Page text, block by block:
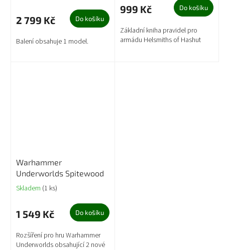
2 799 Kč Do košíku
Balení obsahuje 1 model.
999 Kč Do košíku
Základní kniha pravidel pro
armádu Helsmiths of Hashut
Warhammer
Underworlds Spitewood
Skladem (1 ks)
1 549 Kč Do košíku
Rozšíření pro hru Warhammer
Underworlds obsahující 2 nové